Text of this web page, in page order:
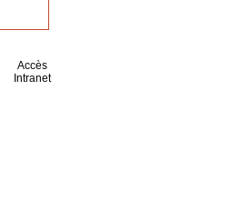
Accès
Intranet